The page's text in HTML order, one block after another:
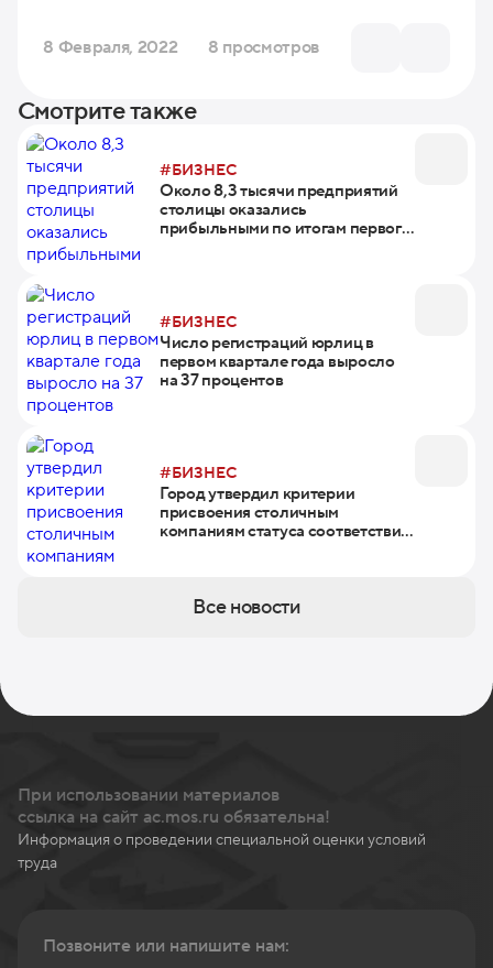
8 Февраля, 2022 8 просмотров
Смотрите также
#БИЗНЕС
Около 8,3 тысячи предприятий
столицы оказались
прибыльными по итогам первого
#БИЗНЕС
Число регистраций юрлиц в
первом квартале года выросло
на 37 процентов
#БИЗНЕС
Город утвердил критерии
присвоения столичным
компаниям статуса соответствия
Все новости
При использовании материалов
ссылка на сайт ac.mos.ru обязательна!
Информация о проведении специальной оценки условий
труда
Позвоните или напишите нам: